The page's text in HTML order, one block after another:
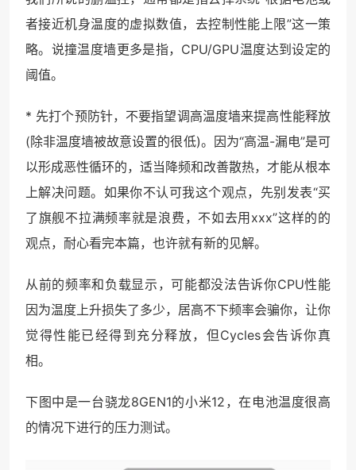
者接近机身温度的虚拟数值，去控制性能上限”这一策
略。说撞温度墙更多是指，CPU/GPU温度达到设定的
阈值。
* 先打个预防针，不要指望调高温度墙来提高性能释放
(除非温度墙被故意设置的很低)。因为“高温-漏电”是可
以形成恶性循环的，适当降频和改善散热，才能从根本
上解决问题。如果你不认可我这个观点，先别发表“买
了旗舰不拉满频率就是浪费，不如去用xxx”这样的的
观点，耐心看完本篇，也许就有新的见解。
从前的频率和负载显示，可能都没法告诉你CPU性能
因为温度上升损失了多少，居高不下频率会骗你，让你
觉得性能已经得到充分释放，但Cycles会告诉你真
相。
下图中是一台骁龙8GEN1的小米12，在电池温度很高
的情况下进行的压力测试。